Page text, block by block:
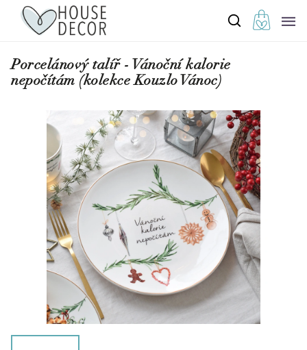
Porcelánový talíř - Vánoční kalorie
nepočítám (kolekce Kouzlo Vánoc)